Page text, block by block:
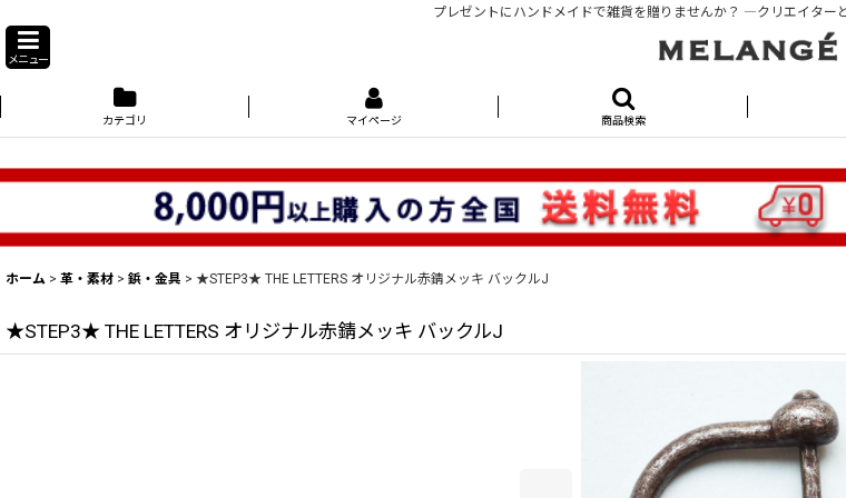
プレゼントにハンドメイドで雑貨を贈りませんか？ ―クリエイター
メニュー
カテゴリ マイページ 商品検索
ホーム > 革・素材 > 鋲・金具 > ★STEP3★ THE LETTERS オリジナル赤錆メッキ バックルJ
★STEP3★ THE LETTERS オリジナル赤錆メッキ バックルJ